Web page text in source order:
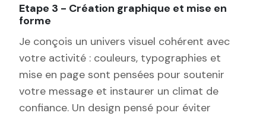
Etape 3 - Création graphique et mise en
forme
Je conçois un univers visuel cohérent avec
votre activité : couleurs, typographies et
mise en page sont pensées pour soutenir
votre message et instaurer un climat de
confiance. Un design pensé pour éviter